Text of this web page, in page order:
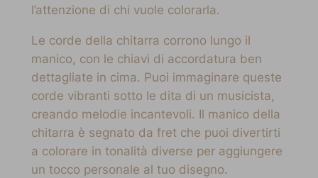
l’attenzione di chi vuole colorarla.
Le corde della chitarra corrono lungo il
manico, con le chiavi di accordatura ben
dettagliate in cima. Puoi immaginare queste
corde vibranti sotto le dita di un musicista,
creando melodie incantevoli. Il manico della
chitarra è segnato da fret che puoi divertirti
a colorare in tonalità diverse per aggiungere
un tocco personale al tuo disegno.